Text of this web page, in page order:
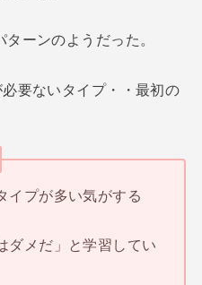
ーンのようだった。
要ないタイプ・・最初の
イプが多い気がする
ダメだ」と学習してい